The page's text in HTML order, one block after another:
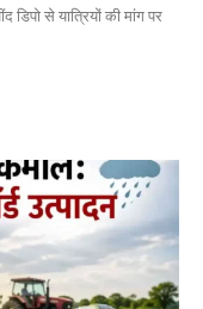
से यात्रियों की मांग पर